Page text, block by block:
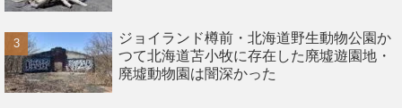
ジョイランド樽前・北海道野生動物公園か
つて北海道苫小牧に存在した廃墟遊園地・
廃墟動物園は闇深かった